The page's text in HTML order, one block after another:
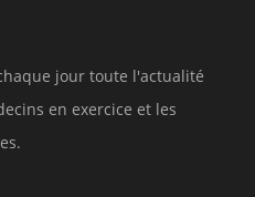
jour toute l'actualité
en exercice et les